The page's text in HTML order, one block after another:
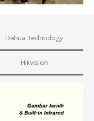
Dahua Technology
Hikvision